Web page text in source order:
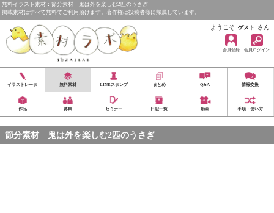
無料イラスト素材：節分素材 鬼は外を楽しむ2匹のうさぎ
掲載素材はすべて無料でご利用頂けます。著作権は投稿者様に帰属しています。
ようこそ ゲスト さん
会員登録 会員ログイン
イラストレータ 無料素材 LINEスタンプ まとめ Q&A 情報交換
作品 募集 セミナー 日記一覧 動画 手順・使い方
節分素材 鬼は外を楽しむ2匹のうさぎ